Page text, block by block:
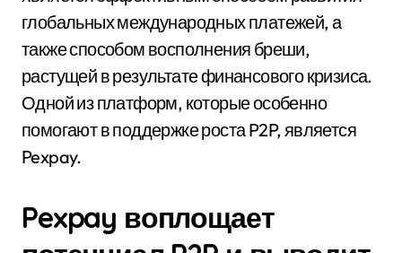
глобальных международных платежей, а
также способом восполнения бреши,
растущей в результате финансового кризиса.
Одной из платформ, которые особенно
помогают в поддержке роста P2P, является
Pexpay.
Pexpay воплощает